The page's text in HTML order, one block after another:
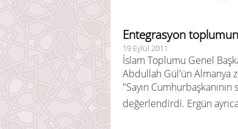
Entegrasyon
19 Eylül 2011
İslam Toplumu Genel
Abdullah Gül'ün Almanya
"Sayın
değerlendirdi. Ergün